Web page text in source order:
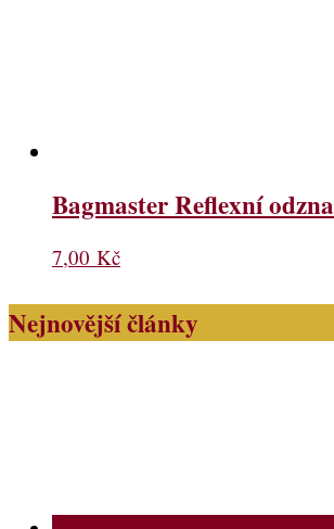
Bagmaster Reflexní
7,00 Kč
Nejnovější články